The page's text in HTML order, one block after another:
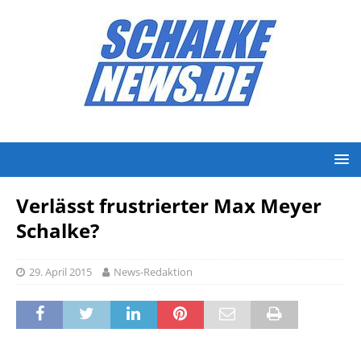
Verlässt frustrierter Max Meyer
Schalke?
29. April 2015 News-Redaktion